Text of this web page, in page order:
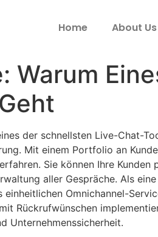
Home About Us
Warum
der schnellsten Live-Chat-
Mit einem Portfolio an
Sie können Ihre
aller Gespräche. Als
einheitlichen Omnichannel-
Rückrufwünschen
Unternehmenssicherheit.